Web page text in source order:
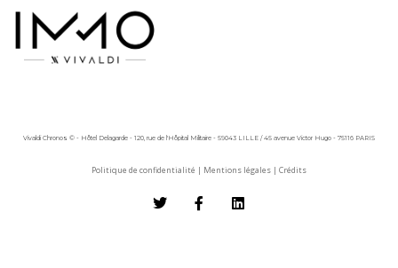
Vivaldi Chronos © - Hôtel Delagarde - 120, rue de l'Hôpital Militaire - 59043 LILLE / 45 avenue Victor Hugo - 75116 PARIS
Politique de confidentialité | Mentions légales | Crédits